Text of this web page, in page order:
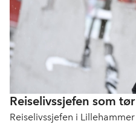
Reiselivssjefen som
Reiselivssjefen i